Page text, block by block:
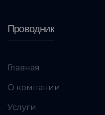
Проводник
Главная
О компании
Услуги